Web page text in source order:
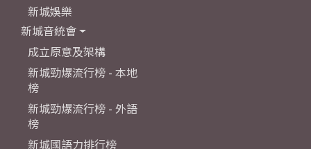
新城娛樂
新城音統會
成立原意及架構
新城勁爆流行榜 - 本地
榜
新城勁爆流行榜 - 外語
榜
新城國語力排行榜